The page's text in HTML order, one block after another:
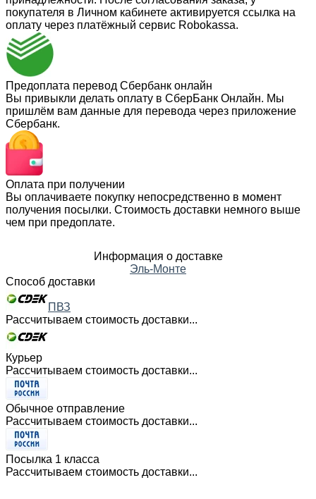
покупателя в Личном кабинете активируется ссылка на
оплату через платёжный сервис Robokassa.
Предоплата перевод Сбербанк онлайн
Вы привыкли делать оплату в СберБанк Онлайн. Мы
пришлём вам данные для перевода через приложение
Сбербанк.
Оплата при получении
Вы оплачиваете покупку непосредственно в момент
получения посылки. Стоимость доставки немного выше
чем при предоплате.
Информация о доставке
Эль-Монте
Способ доставки
ПВЗ
Рассчитываем стоимость доставки...
Курьер
Рассчитываем стоимость доставки...
Обычное отправление
Рассчитываем стоимость доставки...
Посылка 1 класса
Рассчитываем стоимость доставки...